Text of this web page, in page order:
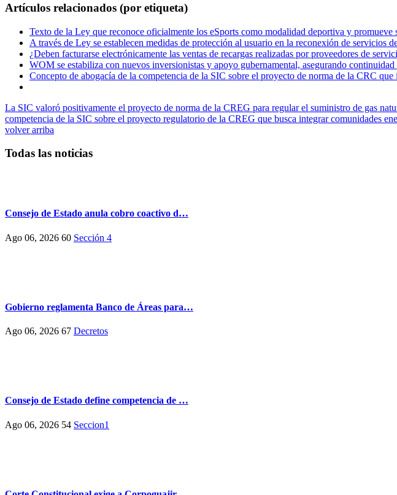
Artículos relacionados (por etiqueta)
Texto de la Ley que reconoce oficialmente los eSports como modalidad deportiva y
A través de Ley se establecen medidas de protección al usuario en la reconexión de servicios
¿Deben facturarse electrónicamente las ventas de recargas realizadas por proveedores de
WOM se estabiliza con nuevos inversionistas y apoyo gubernamental, asegurando
Concepto de abogacía de la competencia de la SIC sobre el proyecto de norma de la CRC
La SIC valoró positivamente el proyecto de norma de la CREG para regular el suministro de gas
competencia de la SIC sobre el proyecto regulatorio de la CREG que busca integrar comunidades
volver arriba
Todas las noticias
Consejo de Estado anula cobro coactivo d…
Ago 06, 2026 60 Sección 4
Gobierno reglamenta Banco de Áreas para…
Ago 06, 2026 67 Decretos
Consejo de Estado define competencia de …
Ago 06, 2026 54 Seccion1